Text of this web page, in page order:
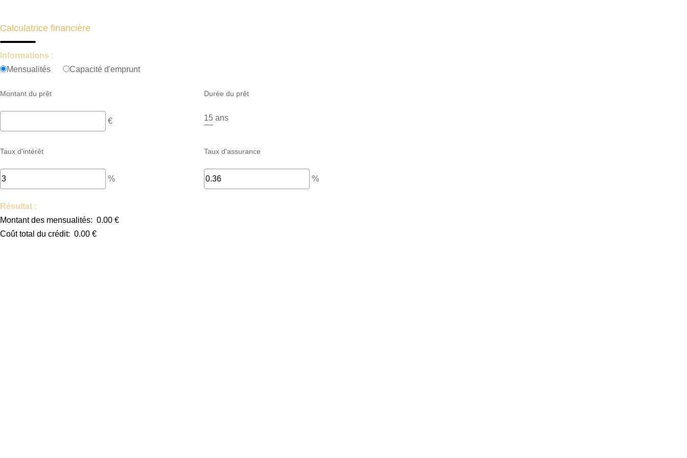
Calculatrice financière
Informations :
Mensualités
Capacité d'emprunt
Montant du prêt
€
Durée du prêt
ans
Taux d'intérêt
%
Taux d'assurance
%
Résultat :
Montant des mensualités: 0.00 €
Coût total du crédit: 0.00 €